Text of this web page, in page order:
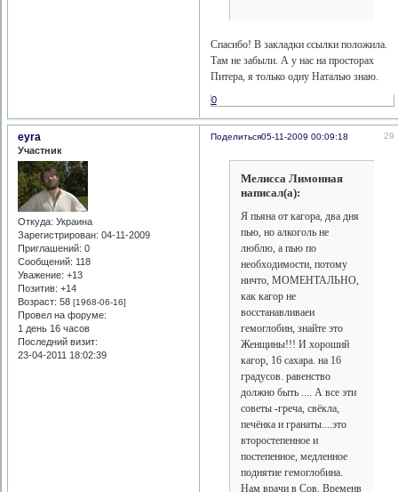
Спасибо! В закладки ссылки положила.
Там не забыли. А у нас на просторах
Питера, я только одну Наталью знаю.
0
Поделиться 29
05-11-2009 00:09:18
eyra
Участник
Откуда: Украина
Зарегистрирован: 04-11-2009
Приглашений: 0
Сообщений: 118
Уважение: +13
Позитив: +14
Возраст: 58[1968-06-16]
Провел на форуме:
1 день 16 часов
Последний визит:
23-04-2011 18:02:39
Мелисса Лимонная
написал(а):
Я пьяна от кагора, два дня
пью, но алкоголь не
люблю, а пью по
необходимости, потому
ничто, МОМЕНТАЛЬНО,
как кагор не
восстанавливаеи
гемоглобин, знайте это
Женщины!!! И хороший
кагор, 16 сахара. на 16
градусов. равенство
должно быть .... А все эти
советы -греча, свёкла,
печёнка и гранаты....это
второстепенное и
постепенное, медленное
поднятие гемоглобина.
Нам врачи в Сов. Временв